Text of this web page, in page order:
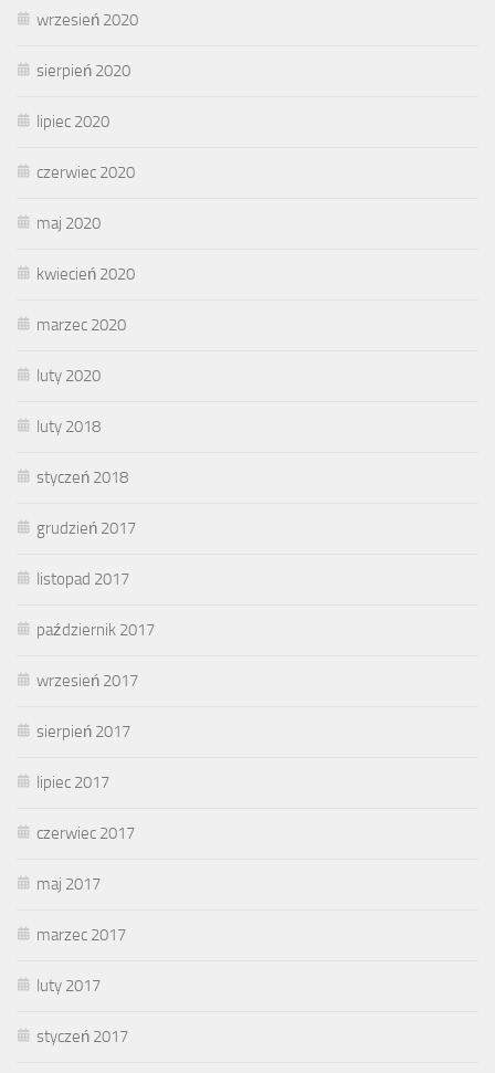
wrzesień 2020
sierpień 2020
lipiec 2020
czerwiec 2020
maj 2020
kwiecień 2020
marzec 2020
luty 2020
luty 2018
styczeń 2018
grudzień 2017
listopad 2017
październik 2017
wrzesień 2017
sierpień 2017
lipiec 2017
czerwiec 2017
maj 2017
marzec 2017
luty 2017
styczeń 2017